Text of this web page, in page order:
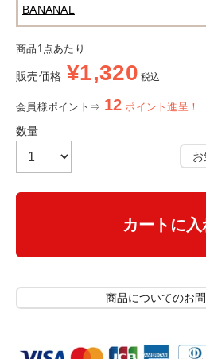
BANANAL
商品1点あたり
販売価格 ¥1,320 税込
会員様ポイント⇒ 12 ポイント進呈！
カートに入
商品についてのお